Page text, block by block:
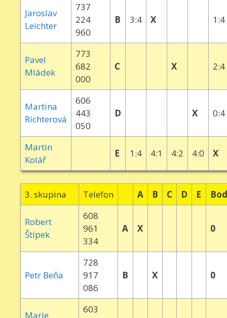
Jaroslav
Leichter
737
224
960
B 3:4 X 1:4
Pavel
Mládek
773
682
000
C X 2:4
Martina
Richterová
606
443
050
D X 0:4
Martin
Kolář
E 1:4 4:1 4:2 4:0 X
3. skupina Telefon A B C D E
Robert
Štípek
608
961
334
A X 0
Petr Beňa
728
917
086
B X 0
Marie
603